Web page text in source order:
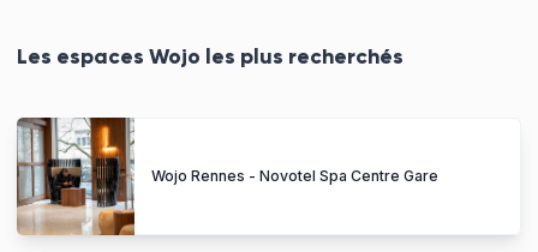
Les espaces Wojo les plus recherchés
Wojo Rennes - Novotel Spa Centre Gare